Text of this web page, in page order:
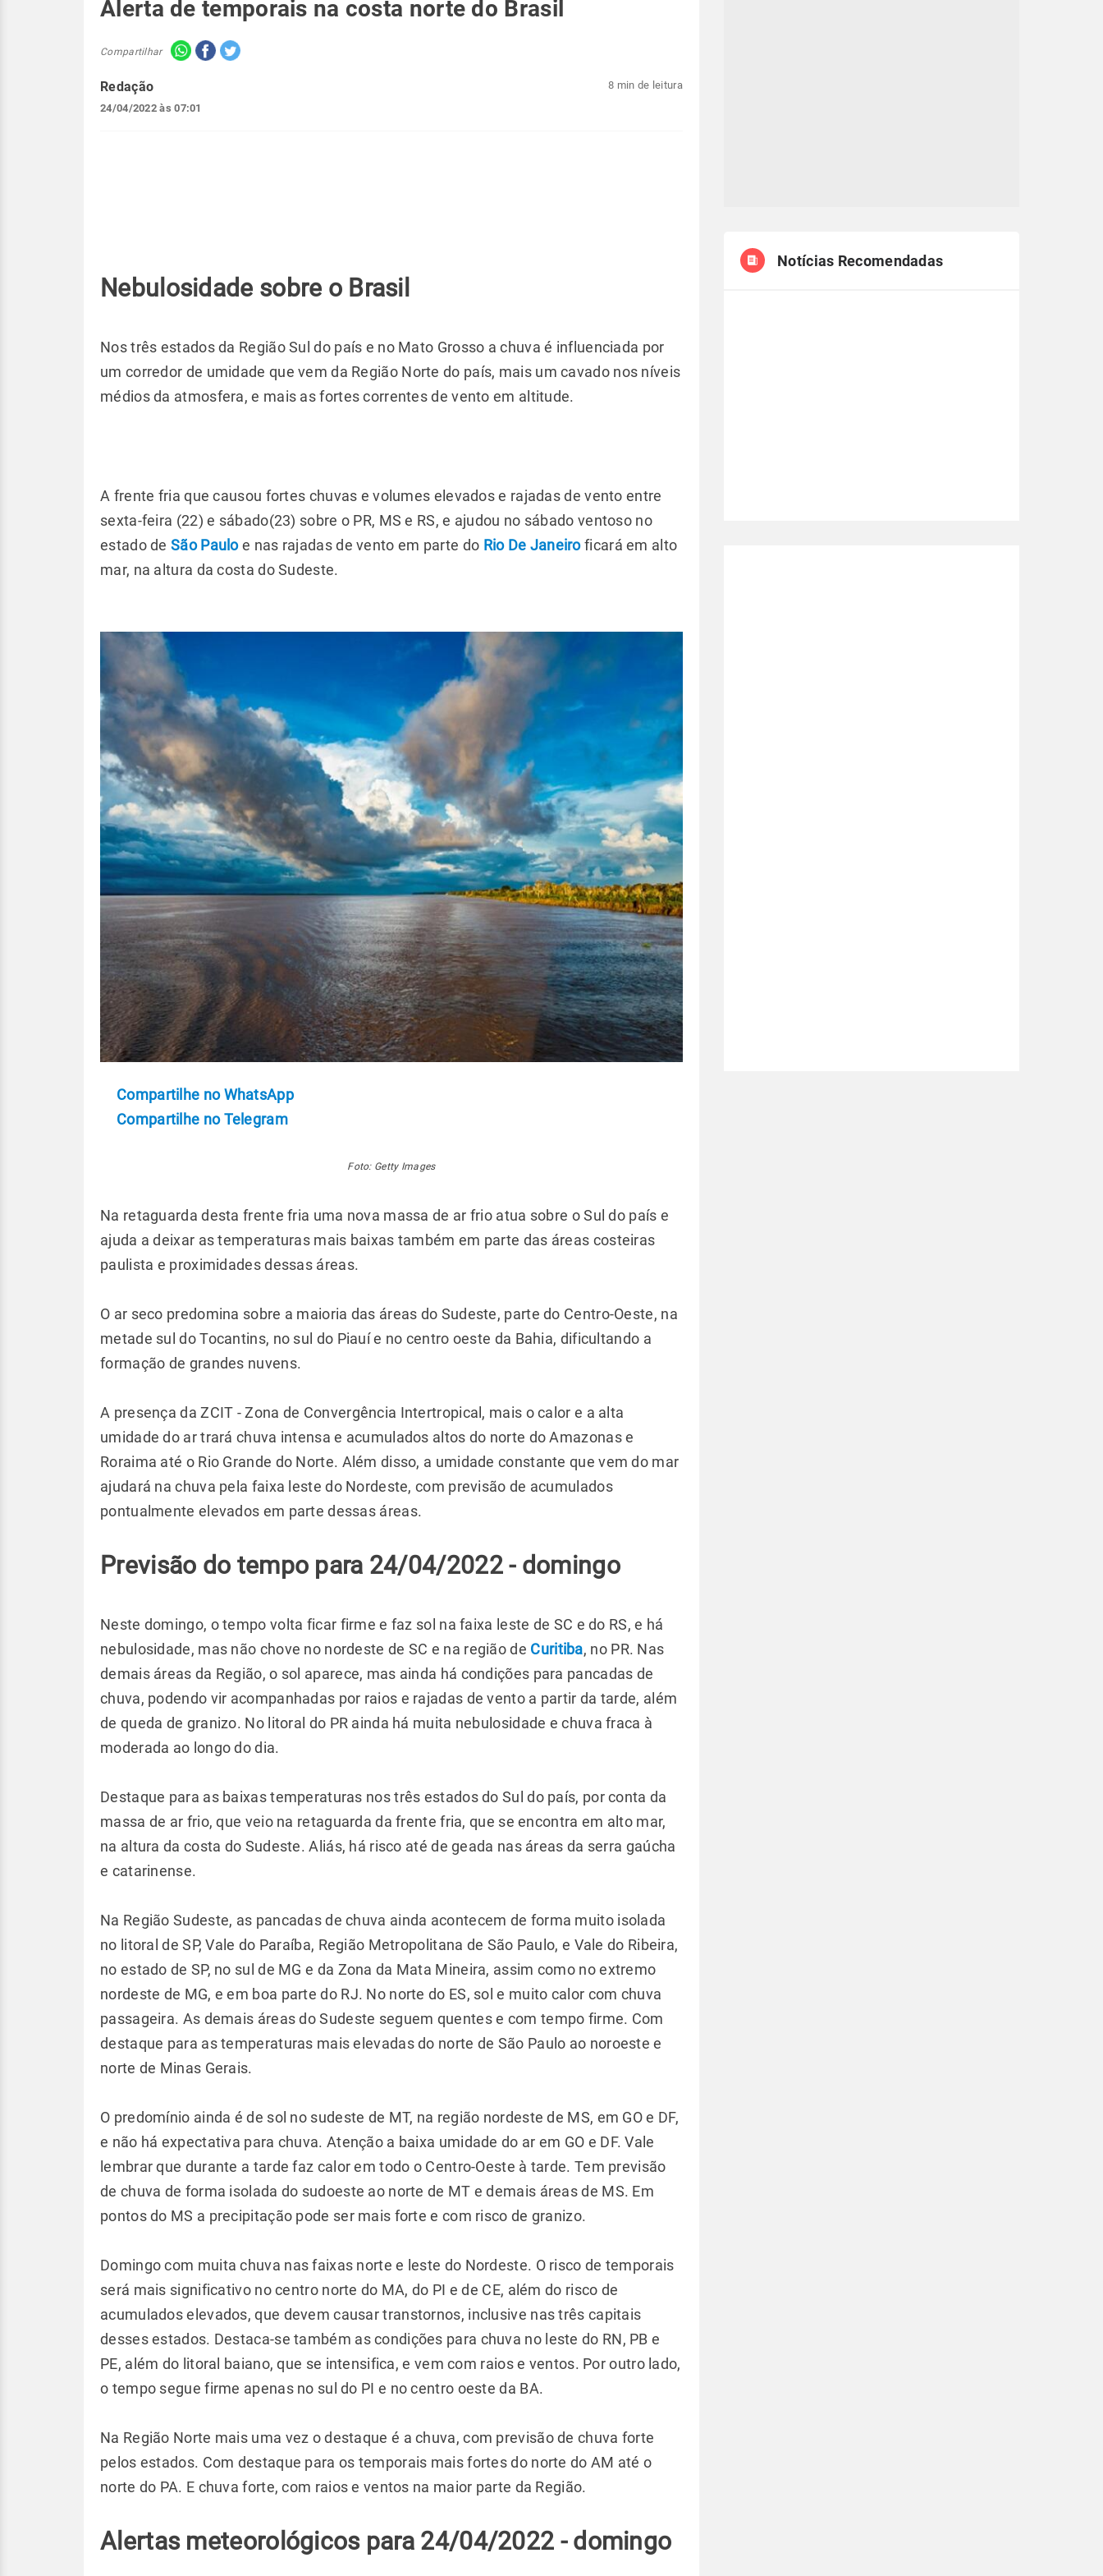
Alerta de temporais na costa norte do Brasil
Compartilhar
Redação
24/04/2022 às 07:01
8 min de leitura
Nebulosidade sobre o Brasil
Nos três estados da Região Sul do país e no Mato Grosso a chuva é influenciada por
um corredor de umidade que vem da Região Norte do país, mais um cavado nos níveis
médios da atmosfera, e mais as fortes correntes de vento em altitude.
A frente fria que causou fortes chuvas e volumes elevados e rajadas de vento entre
sexta-feira (22) e sábado(23) sobre o PR, MS e RS, e ajudou no sábado ventoso no
estado deSão Pauloe nas rajadas de vento em parte do Rio De Janeiroficará em alto
mar, na altura da costa do Sudeste.
Compartilhe no WhatsApp
Compartilhe no Telegram
Foto: Getty Images
Na retaguarda desta frente fria uma nova massa de ar frio atua sobre o Sul do país e
ajuda a deixar as temperaturas mais baixas também em parte das áreas costeiras
paulista e proximidades dessas áreas.
O ar seco predomina sobre a maioria das áreas do Sudeste, parte do Centro-Oeste, na
metade sul do Tocantins, no sul do Piauí e no centro oeste da Bahia, dificultando a
formação de grandes nuvens.
A presença da ZCIT - Zona de Convergência Intertropical, mais o calor e a alta
umidade do ar trará chuva intensa e acumulados altos do norte do Amazonas e
Roraima até o Rio Grande do Norte. Além disso, a umidade constante que vem do mar
ajudará na chuva pela faixa leste do Nordeste, com previsão de acumulados
pontualmente elevados em parte dessas áreas.
Previsão do tempo para 24/04/2022 - domingo
Neste domingo, o tempo volta ficar firme e faz sol na faixa leste de SC e do RS, e há
nebulosidade, mas não chove no nordeste de SC e na região de Curitiba, no PR. Nas
demais áreas da Região, o sol aparece, mas ainda há condições para pancadas de
chuva, podendo vir acompanhadas por raios e rajadas de vento a partir da tarde, além
de queda de granizo. No litoral do PR ainda há muita nebulosidade e chuva fraca à
moderada ao longo do dia.
Destaque para as baixas temperaturas nos três estados do Sul do país, por conta da
massa de ar frio, que veio na retaguarda da frente fria, que se encontra em alto mar,
na altura da costa do Sudeste. Aliás, há risco até de geada nas áreas da serra gaúcha
e catarinense.
Na Região Sudeste, as pancadas de chuva ainda acontecem de forma muito isolada
no litoral de SP, Vale do Paraíba, Região Metropolitana de São Paulo, e Vale do Ribeira,
no estado de SP, no sul de MG e da Zona da Mata Mineira, assim como no extremo
nordeste de MG, e em boa parte do RJ. No norte do ES, sol e muito calor com chuva
passageira. As demais áreas do Sudeste seguem quentes e com tempo firme. Com
destaque para as temperaturas mais elevadas do norte de São Paulo ao noroeste e
norte de Minas Gerais.
O predomínio ainda é de sol no sudeste de MT, na região nordeste de MS, em GO e DF,
e não há expectativa para chuva. Atenção a baixa umidade do ar em GO e DF. Vale
lembrar que durante a tarde faz calor em todo o Centro-Oeste à tarde. Tem previsão
de chuva de forma isolada do sudoeste ao norte de MT e demais áreas de MS. Em
pontos do MS a precipitação pode ser mais forte e com risco de granizo.
Domingo com muita chuva nas faixas norte e leste do Nordeste. O risco de temporais
será mais significativo no centro norte do MA, do PI e de CE, além do risco de
acumulados elevados, que devem causar transtornos, inclusive nas três capitais
desses estados. Destaca-se também as condições para chuva no leste do RN, PB e
PE, além do litoral baiano, que se intensifica, e vem com raios e ventos. Por outro lado,
o tempo segue firme apenas no sul do PI e no centro oeste da BA.
Na Região Norte mais uma vez o destaque é a chuva, com previsão de chuva forte
pelos estados. Com destaque para os temporais mais fortes do norte do AM até o
norte do PA. E chuva forte, com raios e ventos na maior parte da Região.
Alertas meteorológicos para 24/04/2022 - domingo
Notícias Recomendadas